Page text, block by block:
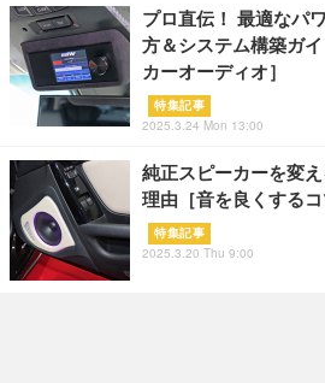
プロ直伝！ 最適なパ
方＆システム構築ガ
カーオーディオ］
特集記事
2025.3.24 Mon 13:00
純正スピーカーを変
理由［音を良くするコ
特集記事
2025.3.20 Thu 9:00